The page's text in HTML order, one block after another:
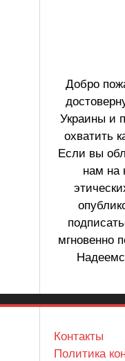
Добро
Украины и
охватить
Если вы
нам на
мгновенно
Контакты
Политика